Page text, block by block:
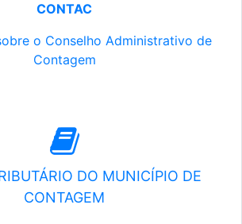
CONTAC
o Conselho Administrativo de
Contagem
DO MUNICÍPIO DE
CONTAGEM